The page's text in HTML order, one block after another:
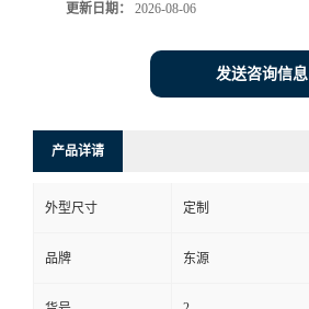
更新日期： 2026-08-06
发送咨询信息
产品详请
外型尺寸 定制
品牌 东源